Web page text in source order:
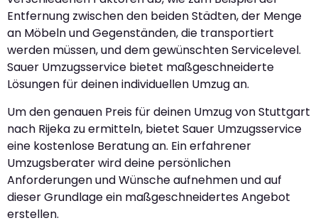
Entfernung zwischen den beiden Städten, der Menge
an Möbeln und Gegenständen, die transportiert
werden müssen, und dem gewünschten Servicelevel.
Sauer Umzugsservice bietet maßgeschneiderte
Lösungen für deinen individuellen Umzug an.
Um den genauen Preis für deinen Umzug von Stuttgart
nach Rijeka zu ermitteln, bietet Sauer Umzugsservice
eine kostenlose Beratung an. Ein erfahrener
Umzugsberater wird deine persönlichen
Anforderungen und Wünsche aufnehmen und auf
dieser Grundlage ein maßgeschneidertes Angebot
erstellen.